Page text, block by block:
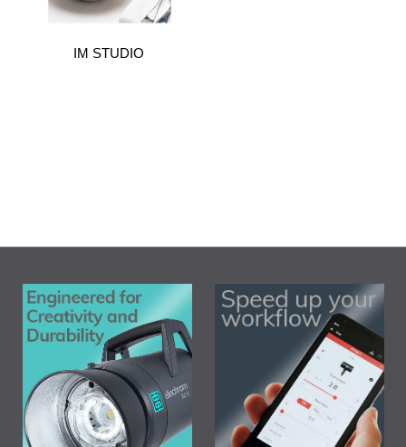
IM STUDIO